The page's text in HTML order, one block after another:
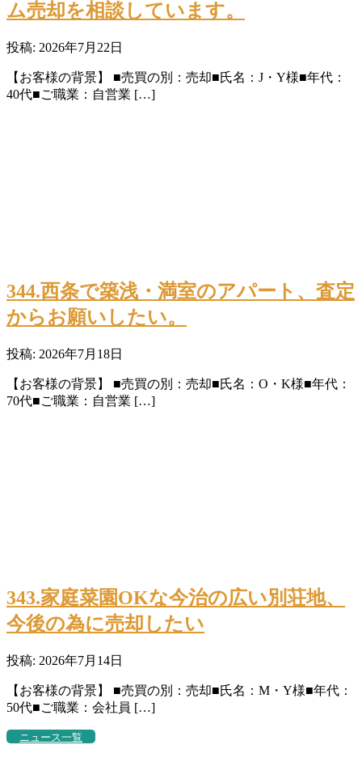
ム売却を相談しています。
投稿: 2026年7月22日
【お客様の背景】 ■売買の別：売却■氏名：J・Y様■年代：
40代■ご職業：自営業 […]
344.西条で築浅・満室のアパート、査定
からお願いしたい。
投稿: 2026年7月18日
【お客様の背景】 ■売買の別：売却■氏名：O・K様■年代：
70代■ご職業：自営業 […]
343.家庭菜園OKな今治の広い別荘地、
今後の為に売却したい
投稿: 2026年7月14日
【お客様の背景】 ■売買の別：売却■氏名：M・Y様■年代：
50代■ご職業：会社員 […]
ニュース一覧